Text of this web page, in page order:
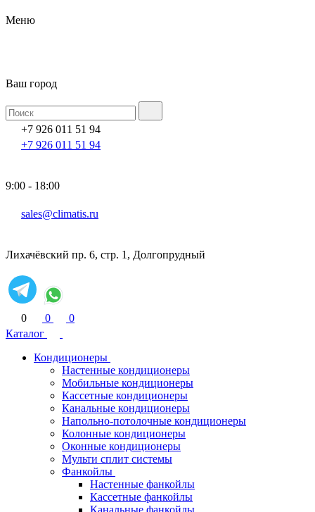
Меню
Ваш город
+7 926 011 51 94
+7 926 011 51 94
9:00 - 18:00
sales@climatis.ru
Лихачёвский пр. 6, стр. 1, Долгопрудный
0 0
0
Каталог
Кондиционеры
Настенные кондиционеры
Мобильные кондиционеры
Кассетные кондиционеры
Канальные кондиционеры
Напольно-потолочные кондиционеры
Колонные кондиционеры
Оконные кондиционеры
Мульти сплит системы
Фанкойлы
Настенные фанкойлы
Кассетные фанкойлы
Канальные фанкойлы